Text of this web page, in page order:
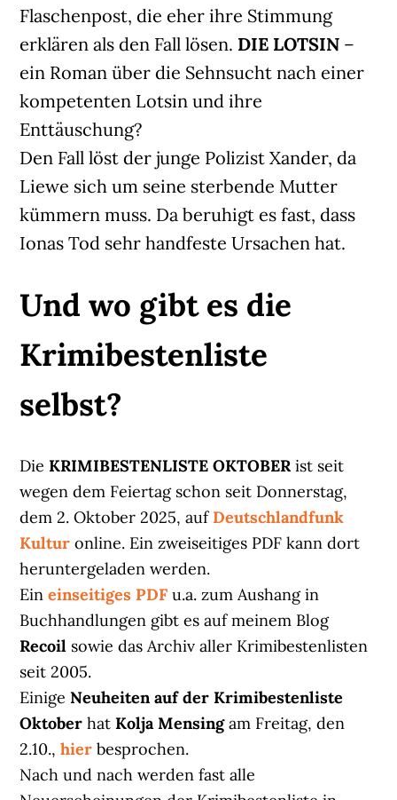
Flaschenpost, die eher ihre Stimmung
erklären als den Fall lösen. DIE LOTSIN –
ein Roman über die Sehnsucht nach einer
kompetenten Lotsin und ihre
Enttäuschung?
Den Fall löst der junge Polizist Xander, da
Liewe sich um seine sterbende Mutter
kümmern muss. Da beruhigt es fast, dass
Ionas Tod sehr handfeste Ursachen hat.
Und wo gibt es die
Krimibestenliste
selbst?
DieKRIMIBESTENLISTE OKTOBERist seit
wegen dem Feiertag schon seit Donnerstag,
dem 2. Oktober 2025, auf Deutschlandfunk
Kultur online. Ein zweiseitiges PDF kann dort
heruntergeladen werden.
Eineinseitiges PDF u.a. zum Aushang in
Buchhandlungen gibt es auf meinem Blog
Recoil sowie das Archiv aller Krimibestenlisten
seit 2005.
EinigeNeuheiten auf der Krimibestenliste
OktoberhatKolja Mensingam Freitag, den
2.10.,hier besprochen.
Nach und nach werden fast alle